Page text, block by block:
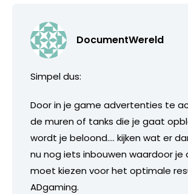
DocumentWereld
Simpel dus:
Door in je game advertenties te
de muren of tanks die je gaat
wordt je beloond…. kijken wat er
nu nog iets inbouwen waardoor je
moet kiezen voor het optimale
ADgaming.